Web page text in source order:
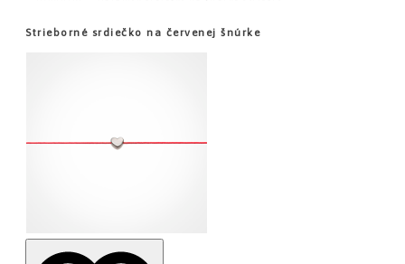
Strieborné srdiečko na červenej šnúrke